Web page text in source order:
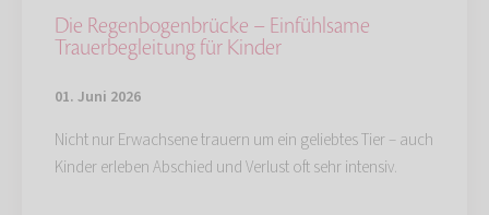
Die Regenbogenbrücke – Einfühlsame
Trauerbegleitung für Kinder
01. Juni 2026
Nicht nur Erwachsene trauern um ein geliebtes Tier – auch
Kinder erleben Abschied und Verlust oft sehr intensiv.